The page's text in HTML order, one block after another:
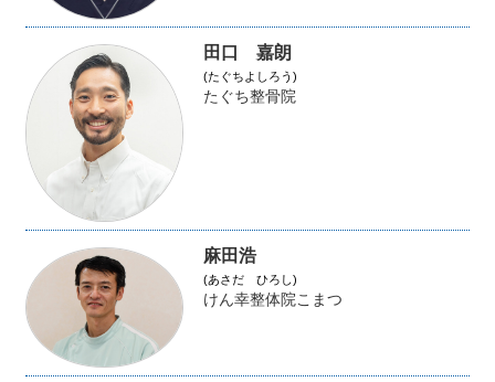
田口 嘉朗
(たぐちよしろう)
たぐち整骨院
麻田浩
(あさだ ひろし)
けん幸整体院こまつ